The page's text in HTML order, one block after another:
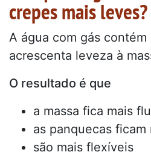
crepes mais leves?
A água com gás contém
acrescenta leveza à
O resultado é que
a massa fica mais
as panquecas ficam
são mais flexíveis